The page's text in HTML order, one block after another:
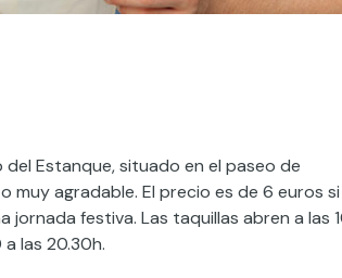
Estanque, situado en el paseo de
agradable. El precio es de 6 euros si
jornada festiva. Las taquillas abren a las
las 20.30h.